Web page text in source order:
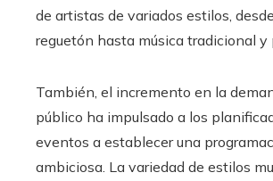
de artistas de variados estilos,
reguetón hasta música tradicional y
También, el incremento en la
público ha impulsado a los
eventos a establecer una
ambiciosa. La variedad de estilos